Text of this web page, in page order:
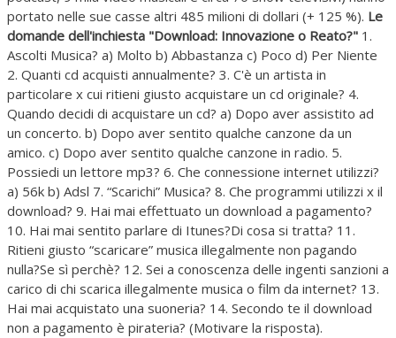
portato nelle sue casse altri 485 milioni di dollari (+ 125 %). Le
domande dell'inchiesta "Download: Innovazione o Reato?" 1.
Ascolti Musica? a) Molto b) Abbastanza c) Poco d) Per Niente
2. Quanti cd acquisti annualmente? 3. C'è un artista in
particolare x cui ritieni giusto acquistare un cd originale? 4.
Quando decidi di acquistare un cd? a) Dopo aver assistito ad
un concerto. b) Dopo aver sentito qualche canzone da un
amico. c) Dopo aver sentito qualche canzone in radio. 5.
Possiedi un lettore mp3? 6. Che connessione internet utilizzi?
a) 56k b) Adsl 7. “Scarichi” Musica? 8. Che programmi utilizzi x il
download? 9. Hai mai effettuato un download a pagamento?
10. Hai mai sentito parlare di Itunes?Di cosa si tratta? 11.
Ritieni giusto “scaricare” musica illegalmente non pagando
nulla?Se sì perchè? 12. Sei a conoscenza delle ingenti sanzioni a
carico di chi scarica illegalmente musica o film da internet? 13.
Hai mai acquistato una suoneria? 14. Secondo te il download
non a pagamento è pirateria? (Motivare la risposta).